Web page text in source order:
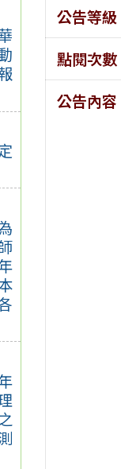
公告等級
點閱次數
公告內容